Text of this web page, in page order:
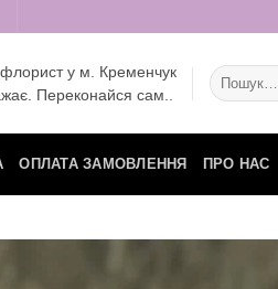
у м. Кременчук
Переконайся сам..
Шукати:
ОПЛАТА ЗАМОВЛЕННЯ ПРО НАС